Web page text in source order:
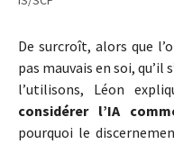
De surcroît, alors que
pas mauvais en soi,
l’utilisons, Léon
considérer l’IA
pourquoi le